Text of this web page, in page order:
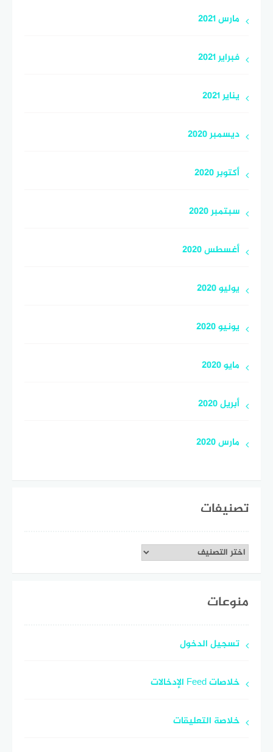
مارس 2021
فبراير 2021
يناير 2021
ديسمبر 2020
أكتوبر 2020
سبتمبر 2020
أغسطس 2020
يوليو 2020
يونيو 2020
مايو 2020
أبريل 2020
مارس 2020
تصنيفات
تصنيفات
منوعات
تسجيل الدخول
خلاصات Feed الإدخالات
خلاصة التعليقات